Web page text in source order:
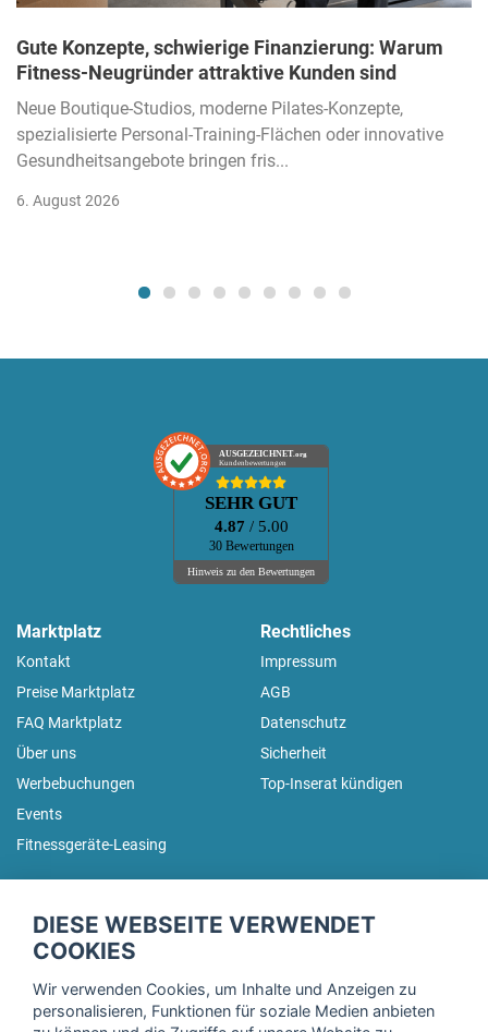
Gute Konzepte, schwierige Finanzierung: Warum
Fitness-Neugründer attraktive Kunden sind
Neue Boutique-Studios, moderne Pilates-Konzepte,
spezialisierte Personal-Training-Flächen oder innovative
Gesundheitsangebote bringen fris...
6. August 2026
AUSGEZEICHNET.org
Kundenbewertungen
SEHR GUT
4.87 / 5.00
30 Bewertungen
Hinweis zu den Bewertungen
Marktplatz
Kontakt
Preise Marktplatz
FAQ Marktplatz
Über uns
Werbebuchungen
Events
Fitnessgeräte-Leasing
Rechtliches
Impressum
AGB
Datenschutz
Sicherheit
Top-Inserat kündigen
Trage dich hier für unseren Newsletter ein und erhalte regelmäßig
DIESE WEBSEITE VERWENDET
COOKIES
Wir verwenden Cookies, um Inhalte und Anzeigen zu
personalisieren, Funktionen für soziale Medien anbieten